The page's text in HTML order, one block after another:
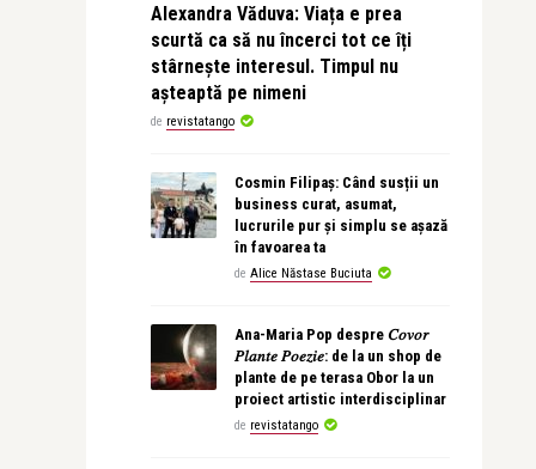
Alexandra Văduva: Viața e prea
scurtă ca să nu încerci tot ce îți
stârnește interesul. Timpul nu
așteaptă pe nimeni
de revistatango
Cosmin Filipaș: Când susții un
business curat, asumat,
lucrurile pur și simplu se așază
în favoarea ta
de Alice Năstase Buciuta
Ana-Maria Pop despre 𝐶𝑜𝑣𝑜𝑟
𝑃𝑙𝑎𝑛𝑡𝑒 𝑃𝑜𝑒𝑧𝑖𝑒: de la un shop de
plante de pe terasa Obor la un
proiect artistic interdisciplinar
de revistatango